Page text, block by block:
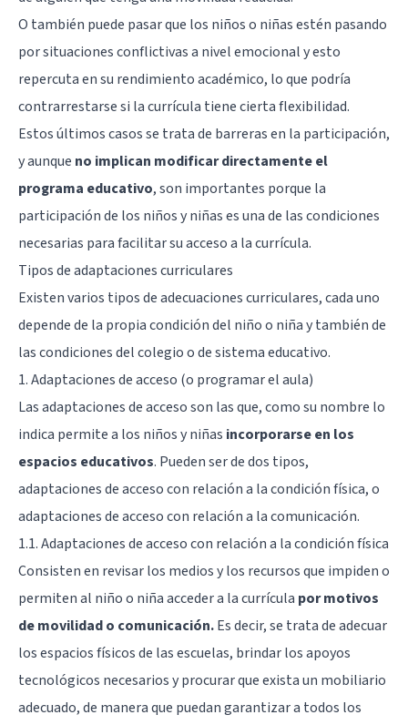
O también puede pasar que los niños o niñas estén pasando
por situaciones conflictivas a nivel emocional y esto
repercuta en su rendimiento académico, lo que podría
contrarrestarse si la currícula tiene cierta flexibilidad.
Estos últimos casos se trata de barreras en la participación,
y aunque no implican modificar directamente el
programa educativo, son importantes porque la
participación de los niños y niñas es una de las condiciones
necesarias para facilitar su acceso a la currícula.
Tipos de adaptaciones curriculares
Existen varios tipos de adecuaciones curriculares, cada uno
depende de la propia condición del niño o niña y también de
las condiciones del colegio o de sistema educativo.
1. Adaptaciones de acceso (o programar el aula)
Las adaptaciones de acceso son las que, como su nombre lo
indica permite a los niños y niñas incorporarse en los
espacios educativos. Pueden ser de dos tipos,
adaptaciones de acceso con relación a la condición física, o
adaptaciones de acceso con relación a la comunicación.
1.1. Adaptaciones de acceso con relación a la condición física
Consisten en revisar los medios y los recursos que impiden o
permiten al niño o niña acceder a la currícula por motivos
de movilidad o comunicación.Es decir, se trata de adecuar
los espacios físicos de las escuelas, brindar los apoyos
tecnológicos necesarios y procurar que exista un mobiliario
adecuado, de manera que puedan garantizar a todos los